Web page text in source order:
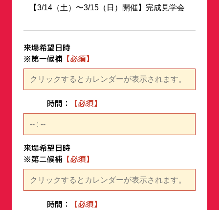
来場希望日時
※第一候補
時間：
来場希望日時
※第二候補
時間：